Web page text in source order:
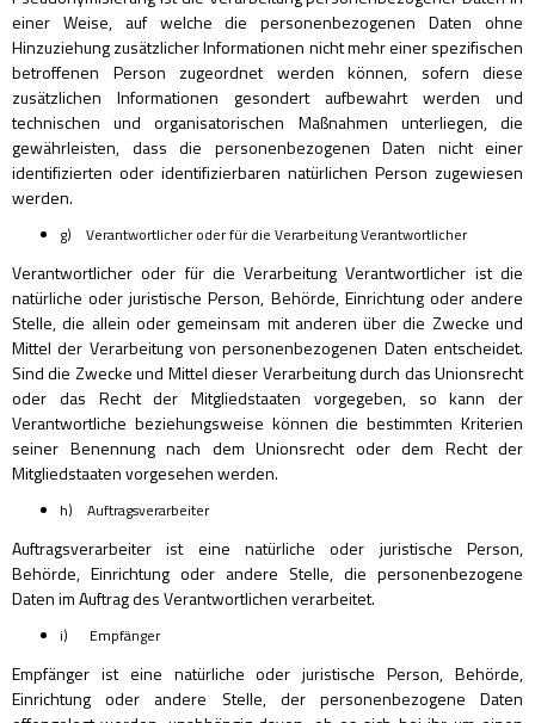
einer Weise, auf welche die personenbezogenen Daten ohne
Hinzuziehung zusätzlicher Informationen nicht mehr einer spezifischen
betroffenen Person zugeordnet werden können, sofern diese
zusätzlichen Informationen gesondert aufbewahrt werden und
technischen und organisatorischen Maßnahmen unterliegen, die
gewährleisten, dass die personenbezogenen Daten nicht einer
identifizierten oder identifizierbaren natürlichen Person zugewiesen
werden.
g) Verantwortlicher oder für die Verarbeitung Verantwortlicher
Verantwortlicher oder für die Verarbeitung Verantwortlicher ist die
natürliche oder juristische Person, Behörde, Einrichtung oder andere
Stelle, die allein oder gemeinsam mit anderen über die Zwecke und
Mittel der Verarbeitung von personenbezogenen Daten entscheidet.
Sind die Zwecke und Mittel dieser Verarbeitung durch das Unionsrecht
oder das Recht der Mitgliedstaaten vorgegeben, so kann der
Verantwortliche beziehungsweise können die bestimmten Kriterien
seiner Benennung nach dem Unionsrecht oder dem Recht der
Mitgliedstaaten vorgesehen werden.
h) Auftragsverarbeiter
Auftragsverarbeiter ist eine natürliche oder juristische Person,
Behörde, Einrichtung oder andere Stelle, die personenbezogene
Daten im Auftrag des Verantwortlichen verarbeitet.
i) Empfänger
Empfänger ist eine natürliche oder juristische Person, Behörde,
Einrichtung oder andere Stelle, der personenbezogene Daten